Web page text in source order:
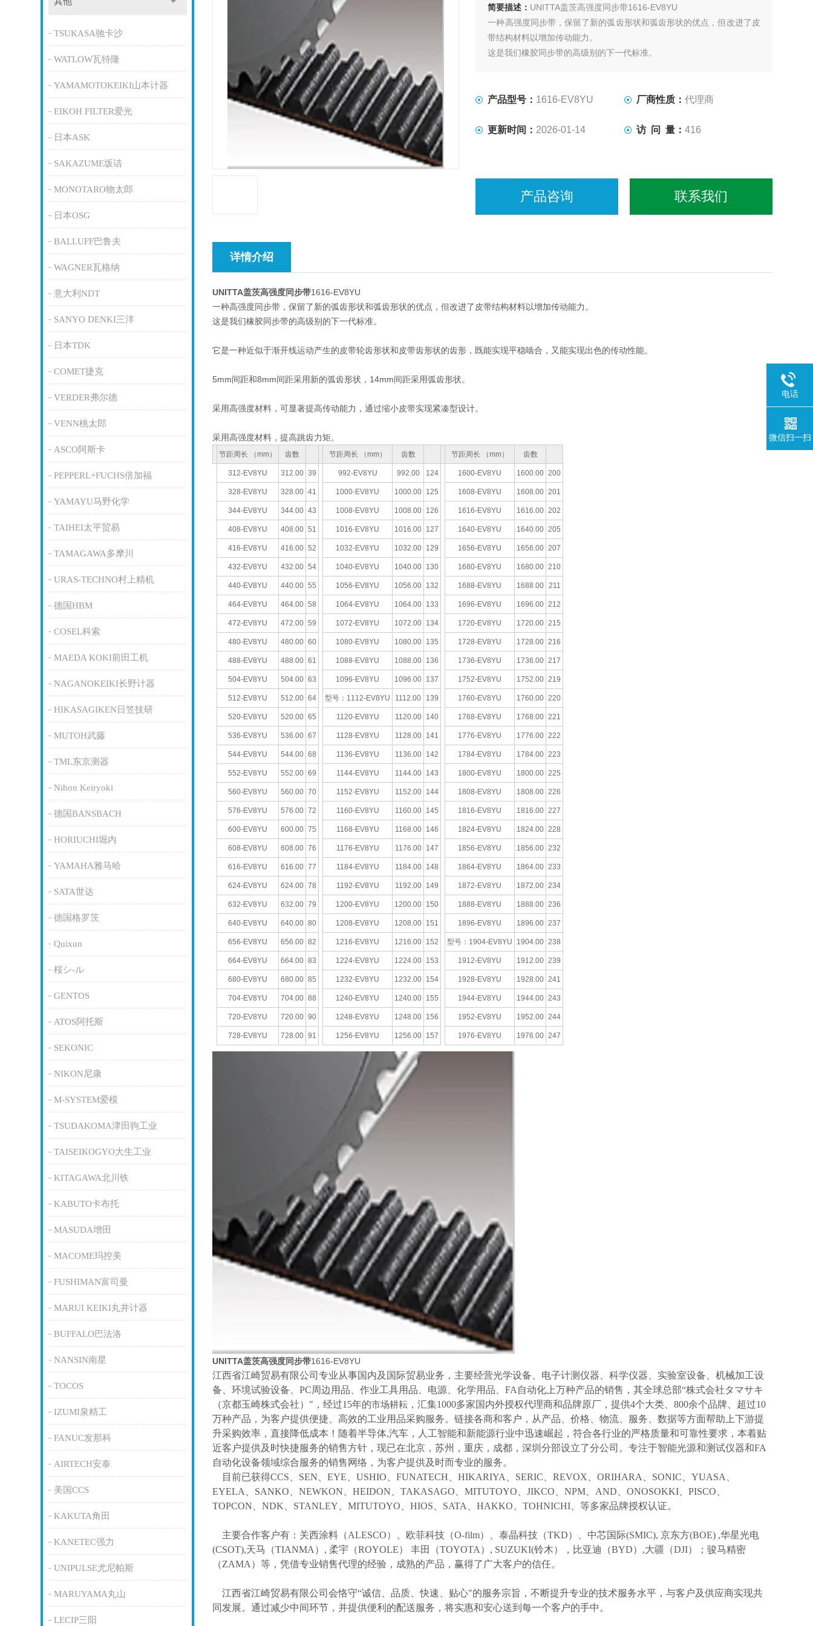
TSUKASA驰卡沙
WATLOW瓦特隆
YAMAMOTOKEIKI山本计器
EIKOH FILTER爱光
日本ASK
SAKAZUME坂诘
MONOTARO物太郎
日本OSG
BALLUFF巴鲁夫
WAGNER瓦格纳
意大利NDT
SANYO DENKI三洋
日本TDK
COMET捷克
VERDER弗尔德
VENN桃太郎
ASCO阿斯卡
PEPPERL+FUCHS倍加福
YAMAYU马野化学
TAIHEI太平贸易
TAMAGAWA多摩川
URAS-TECHNO村上精机
德国HBM
COSEL科索
MAEDA KOKI前田工机
NAGANOKEIKI长野计器
HIKASAGIKEN日笠技研
MUTOH武藤
TML东京测器
Nihon Keiryoki
德国BANSBACH
HORIUCHI堀内
YAMAHA雅马哈
SATA世达
德国格罗茨
Quixun
桜シ-ル
GENTOS
ATOS阿托斯
SEKONIC
NIKON尼康
M-SYSTEM爱模
TSUDAKOMA津田驹工业
TAISEIKOGYO大生工业
KITAGAWA北川铁
KABUTO卡布托
MASUDA增田
MACOME玛控美
FUSHIMAN富司曼
MARUI KEIKI丸井计器
BUFFALO巴法洛
NANSIN南星
TOCOS
IZUMI泉精工
FANUC发那科
AIRTECH安泰
美国CCS
KAKUTA角田
KANETEC强力
UNIPULSE尤尼帕斯
MARUYAMA丸山
LECIP三阳
简要描述： UNITTA盖茨高强度同步带1616-EV8YU
一种高强度同步带，保留了新的弧齿形状和弧齿形状的优点，但改进了皮
带结构材料以增加传动能力。
这是我们橡胶同步带的高级别的下一代标准。
产品型号： 1616-EV8YU 厂商性质： 代理商
更新时间： 2026-01-14 访 问 量： 416
产品咨询 联系我们
详情介绍
UNITTA盖茨高强度同步带1616-EV8YU
一种高强度同步带，保留了新的弧齿形状和弧齿形状的优点，但改进了皮带结构材料以增加传动能力。
这是我们橡胶同步带的高级别的下一代标准。
它是一种近似于渐开线运动产生的皮带轮齿形状和皮带齿形状的齿形，既能实现平稳啮合，又能实现出色的传动性能。
5mm间距和8mm间距采用新的弧齿形状，14mm间距采用弧齿形状。
采用高强度材料，可显著提高传动能力，通过缩小皮带实现紧凑型设计。
采用高强度材料，提高跳齿力矩。
节距周长 （mm） 齿数 节距周长 （mm） 齿数 节距周长 （mm） 齿数
312-EV8YU 312.00 39 992-EV8YU 992.00 124 1600-EV8YU 1600.00 200
328-EV8YU 328.00 41 1000-EV8YU 1000.00 125 1608-EV8YU 1608.00 201
344-EV8YU 344.00 43 1008-EV8YU 1008.00 126 1616-EV8YU 1616.00 202
408-EV8YU 408.00 51 1016-EV8YU 1016.00 127 1640-EV8YU 1640.00 205
416-EV8YU 416.00 52 1032-EV8YU 1032.00 129 1656-EV8YU 1656.00 207
432-EV8YU 432.00 54 1040-EV8YU 1040.00 130 1680-EV8YU 1680.00 210
440-EV8YU 440.00 55 1056-EV8YU 1056.00 132 1688-EV8YU 1688.00 211
464-EV8YU 464.00 58 1064-EV8YU 1064.00 133 1696-EV8YU 1696.00 212
472-EV8YU 472.00 59 1072-EV8YU 1072.00 134 1720-EV8YU 1720.00 215
480-EV8YU 480.00 60 1080-EV8YU 1080.00 135 1728-EV8YU 1728.00 216
488-EV8YU 488.00 61 1088-EV8YU 1088.00 136 1736-EV8YU 1736.00 217
504-EV8YU 504.00 63 1096-EV8YU 1096.00 137 1752-EV8YU 1752.00 219
512-EV8YU 512.00 64 型号：1112-EV8YU 1112.00 139 1760-EV8YU 1760.00 220
520-EV8YU 520.00 65 1120-EV8YU 1120.00 140 1768-EV8YU 1768.00 221
536-EV8YU 536.00 67 1128-EV8YU 1128.00 141 1776-EV8YU 1776.00 222
544-EV8YU 544.00 68 1136-EV8YU 1136.00 142 1784-EV8YU 1784.00 223
552-EV8YU 552.00 69 1144-EV8YU 1144.00 143 1800-EV8YU 1800.00 225
560-EV8YU 560.00 70 1152-EV8YU 1152.00 144 1808-EV8YU 1808.00 226
576-EV8YU 576.00 72 1160-EV8YU 1160.00 145 1816-EV8YU 1816.00 227
600-EV8YU 600.00 75 1168-EV8YU 1168.00 146 1824-EV8YU 1824.00 228
608-EV8YU 608.00 76 1176-EV8YU 1176.00 147 1856-EV8YU 1856.00 232
616-EV8YU 616.00 77 1184-EV8YU 1184.00 148 1864-EV8YU 1864.00 233
624-EV8YU 624.00 78 1192-EV8YU 1192.00 149 1872-EV8YU 1872.00 234
632-EV8YU 632.00 79 1200-EV8YU 1200.00 150 1888-EV8YU 1888.00 236
640-EV8YU 640.00 80 1208-EV8YU 1208.00 151 1896-EV8YU 1896.00 237
656-EV8YU 656.00 82 1216-EV8YU 1216.00 152 型号：1904-EV8YU 1904.00 238
664-EV8YU 664.00 83 1224-EV8YU 1224.00 153 1912-EV8YU 1912.00 239
680-EV8YU 680.00 85 1232-EV8YU 1232.00 154 1928-EV8YU 1928.00 241
704-EV8YU 704.00 88 1240-EV8YU 1240.00 155 1944-EV8YU 1944.00 243
720-EV8YU 720.00 90 1248-EV8YU 1248.00 156 1952-EV8YU 1952.00 244
728-EV8YU 728.00 91 1256-EV8YU 1256.00 157 1976-EV8YU 1976.00 247
UNITTA盖茨高强度同步带1616-EV8YU
江西省江崎贸易有限公司专业从事国内及国际贸易业务，主要经营光学设备、电子计测仪器、科学仪器、实验室设备、机械加工设
备、环境试验设备、PC周边用品、作业工具用品、电源、化学用品、FA自动化上万种产品的销售，其全球总部“株式会社タマサキ
（京都玉崎株式会社）"，经过15年的市场耕耘 ，汇集1000多家国内外授权代理商和品牌原厂，提供4个大类、800余个品牌、超过10
万种产品，为客户提供便捷、高效的工业用品采购服务。链接各商和客户，从产品、价格、物流、服务、数据等方面帮助上下游提
升采购效率，直接降低成本！随着半导体,汽车，人工智能和新能源行业中迅速崛起，符合各行业的严格质量和可靠性要求，本着贴
近客户提供及时快捷服务的销售方针，现已在北京，苏州，重庆，成都，深圳分部设立了分公司。专注于智能光源和测试仪器和FA
自动化设备领域综合服务的销售网络，为客户提供及时而专业的服务。
目前已获得CCS、SEN、EYE、USHIO、FUNATECH、HIKARIYA、SERIC、REVOX、ORIHARA、SONIC、YUASA、
EYELA、SANKO、NEWKON、HEIDON、TAKASAGO、MITUTOYO、JIKCO、NPM、AND、ONOSOKKI、PISCO、
TOPCON、NDK、STANLEY、MITUTOYO、HIOS、SATA、HAKKO、TOHNICHI、等多家品牌授权认证。
主要合作客户有：关西涂料（ALESCO）、欧菲科技（O-film）、泰晶科技（TKD）、中芯国际(SMIC), 京东方(BOE) ,华星光电
(CSOT),天马（TIANMA）, 柔宇（ROYOLE） 丰田（TOYOTA）, SUZUKI(铃木），比亚迪（BYD）,大疆（DJI）；骏马精密
（ZAMA）等，凭借专业销售代理的经验，成熟的产品，赢得了广大客户的信任。
江西省江崎贸易有限公司会恪守“诚信、品质、快速、贴心"的服务宗旨，不断提升专业的技术服务水平，与客户及供应商实现共
同发展。通过减少中间环节，并提供便利的配送服务，将实惠和安心送到每一个客户的手中。
电话
微信扫一扫